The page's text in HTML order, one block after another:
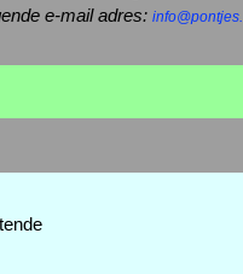
e-mail adres: